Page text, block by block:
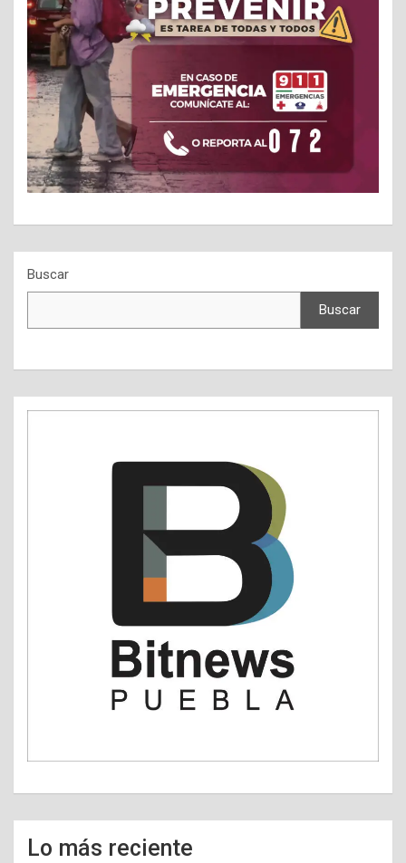
Buscar
Buscar
Lo más reciente